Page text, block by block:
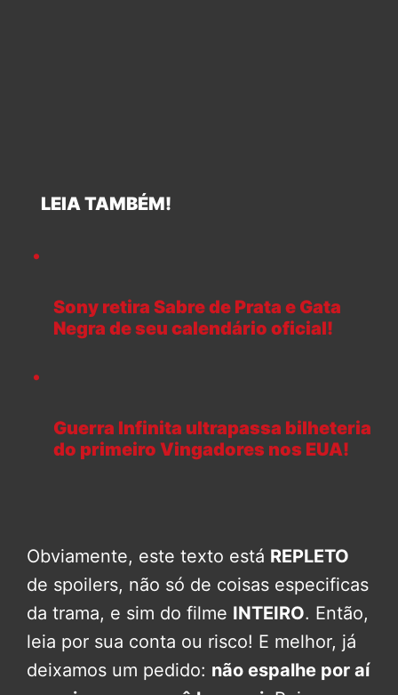
LEIA TAMBÉM!
Sony retira Sabre de Prata e Gata
Negra de seu calendário oficial!
Guerra Infinita ultrapassa bilheteria
do primeiro Vingadores nos EUA!
Obviamente, este texto está REPLETO
de spoilers, não só de coisas especificas
da trama, e sim do filme INTEIRO. Então,
leia por sua conta ou risco! E melhor, já
deixamos um pedido: não espalhe por aí